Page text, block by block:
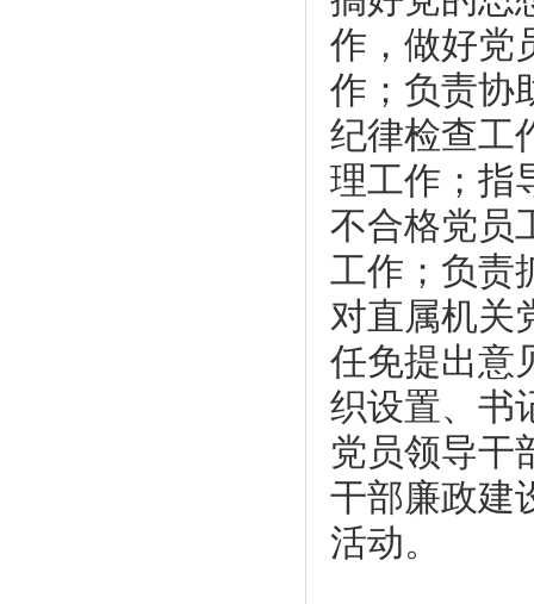
作，做好党
作；负责协
纪律检查工
理工作；指
不合格党员
工作；负责
对直属机关
任免提出意
织设置、书
党员领导干
干部廉政建
活动。